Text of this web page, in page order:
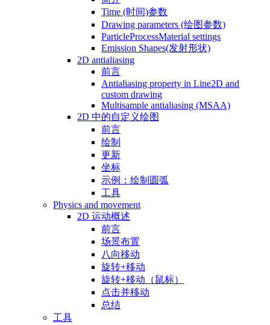
Time (时间)参数
Drawing parameters (绘图参数)
ParticleProcessMaterial settings
Emission Shapes(发射形状)
2D antialiasing
前言
Antialiasing property in Line2D and
custom drawing
Multisample antialiasing (MSAA)
2D 中的自定义绘图
前言
绘制
更新
坐标
示例：绘制圆弧
工具
Physics and movement
2D 运动概述
前言
场景布置
八向移动
旋转+移动
旋转+移动（鼠标）
点击并移动
总结
工具